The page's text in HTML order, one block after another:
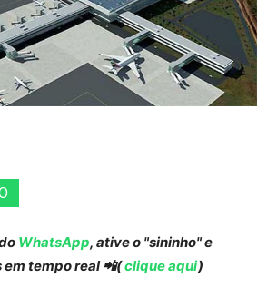
WhatsApp, ative o "sininho" e
tempo real 📲(clique aqui)